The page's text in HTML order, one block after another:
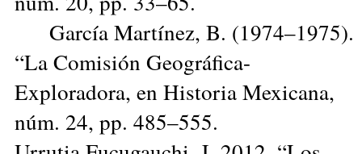
García Martínez, B. (1974–1975).
“La Comisión Geográfica-
Exploradora, en Historia Mexicana,
núm. 24, pp. 485–555.